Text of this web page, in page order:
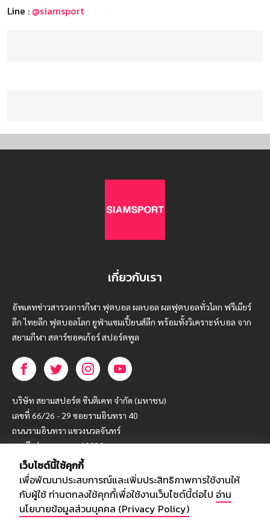
Line : @siamsport
เกี่ยวกับเรา
อัพเดทข่าวสารวงการกีฬา ฟุตบอล ผลบอล ผลฟุตบอลทั่วโลก ฟรีเมียร์
ลีก ไทยลีก ฟุตบอลโลก ยูฟ่าแซมเปี้ยนส์ลีก พร้อมทั้งวิเคราะห์บอล จาก
สยามกีฬา สตาร์ชอคเก้อร์ สปอร์ตพูล
บริษัท สยามสปอร์ต ซินติเคท จำกัด (มหาชน)
เลขที่ 66/26 - 29 ซอยรามอินทรา 40
ถนนรามอินทรา แขวงนวลจันทร์
เขตบึงกุ่ม กรุงเทพฯ 10230
โทร : 02-5088-000
อีเมล์ : webmaster@siamsport.co.th
เว็บไซต์ : www.siamsport.co.th
เว็บไซต์นี้ใช้คุกกี้
เพื่อพัฒนาประสบการณ์และเพิ่มประสิทธิภาพการใช้งานให้
กับผู้ใช้ ท่านตกลงใช้คุกกี้เพื่อใช้งานเว็บไซต์นี้ต่อไป อ่าน
นโยบายข้อมูลส่วนบุคคล (Privacy Policy)